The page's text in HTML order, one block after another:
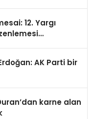
12. Yargı
AK Parti bir
karne alan